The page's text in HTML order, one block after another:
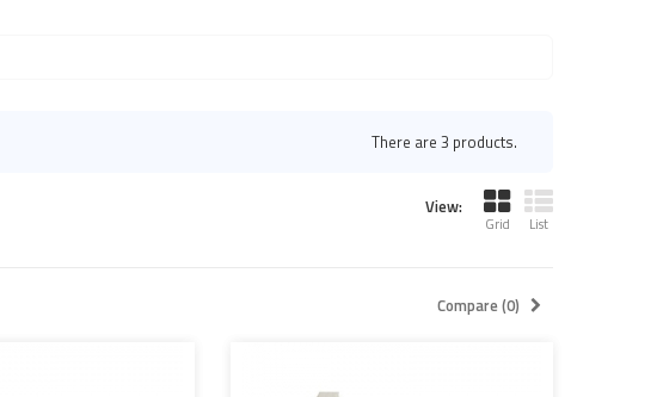
There are 3 products.
View:
Grid List
Compare (0)